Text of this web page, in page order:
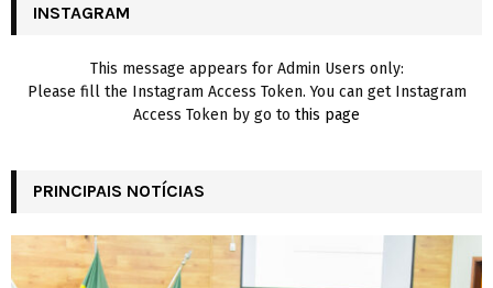
INSTAGRAM
This message appears for Admin Users only:
Please fill the Instagram Access Token. You can get Instagram
Access Token by go to this page
PRINCIPAIS NOTÍCIAS